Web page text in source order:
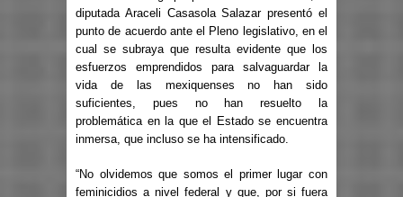
diputada Araceli Casasola Salazar presentó el
punto de acuerdo ante el Pleno legislativo, en el
cual se subraya que resulta evidente que los
esfuerzos emprendidos para salvaguardar la
vida de las mexiquenses no han sido
suficientes, pues no han resuelto la
problemática en la que el Estado se encuentra
inmersa, que incluso se ha intensificado.
“No olvidemos que somos el primer lugar con
feminicidios a nivel federal y que, por si fuera